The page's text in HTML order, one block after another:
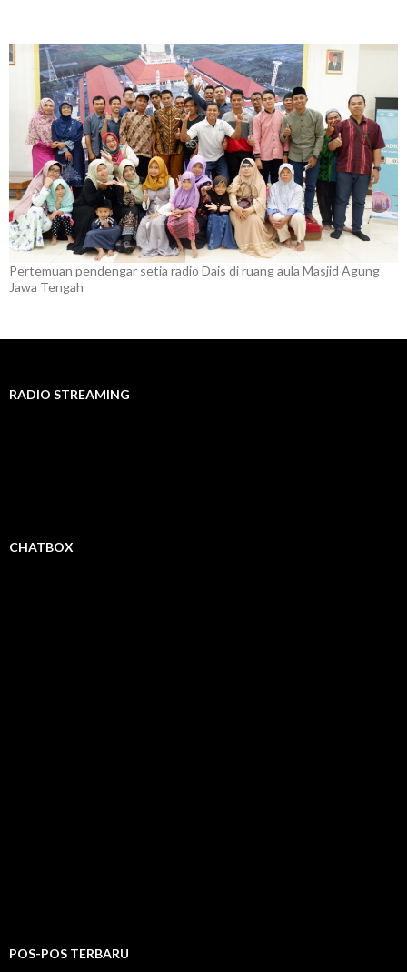
Pertemuan pendengar setia radio Dais di ruang aula Masjid Agung
Jawa Tengah
RADIO STREAMING
CHATBOX
POS-POS TERBARU